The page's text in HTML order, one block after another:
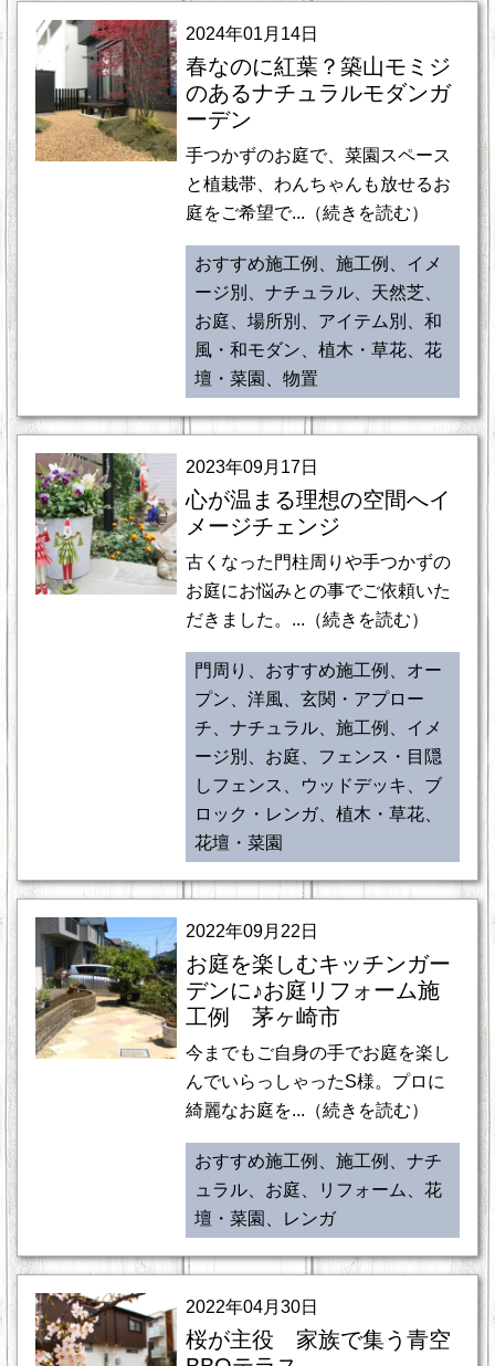
2024年01月14日
春なのに紅葉？築山モミジ
のあるナチュラルモダンガ
ーデン
手つかずのお庭で、菜園スペース
と植栽帯、わんちゃんも放せるお
庭をご希望で...（続きを読む）
おすすめ施工例、施工例、イメ
ージ別、ナチュラル、天然芝、
お庭、場所別、アイテム別、和
風・和モダン、植木・草花、花
壇・菜園、物置
2023年09月17日
心が温まる理想の空間へイ
メージチェンジ
古くなった門柱周りや手つかずの
お庭にお悩みとの事でご依頼いた
だきました。...（続きを読む）
門周り、おすすめ施工例、オー
プン、洋風、玄関・アプロー
チ、ナチュラル、施工例、イメ
ージ別、お庭、フェンス・目隠
しフェンス、ウッドデッキ、ブ
ロック・レンガ、植木・草花、
花壇・菜園
2022年09月22日
お庭を楽しむキッチンガー
デンに♪お庭リフォーム施
工例 茅ヶ崎市
今までもご自身の手でお庭を楽し
んでいらっしゃったS様。プロに
綺麗なお庭を...（続きを読む）
おすすめ施工例、施工例、ナチ
ュラル、お庭、リフォーム、花
壇・菜園、レンガ
2022年04月30日
桜が主役 家族で集う青空